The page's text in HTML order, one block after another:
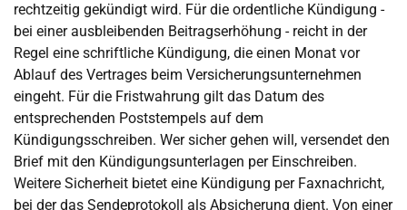
rechtzeitig gekündigt wird. Für die ordentliche Kündigung -
bei einer ausbleibenden Beitragserhöhung - reicht in der
Regel eine schriftliche Kündigung, die einen Monat vor
Ablauf des Vertrages beim Versicherungsunternehmen
eingeht. Für die Fristwahrung gilt das Datum des
entsprechenden Poststempels auf dem
Kündigungsschreiben. Wer sicher gehen will, versendet den
Brief mit den Kündigungsunterlagen per Einschreiben.
Weitere Sicherheit bietet eine Kündigung per Faxnachricht,
bei der das Sendeprotokoll als Absicherung dient. Von einer